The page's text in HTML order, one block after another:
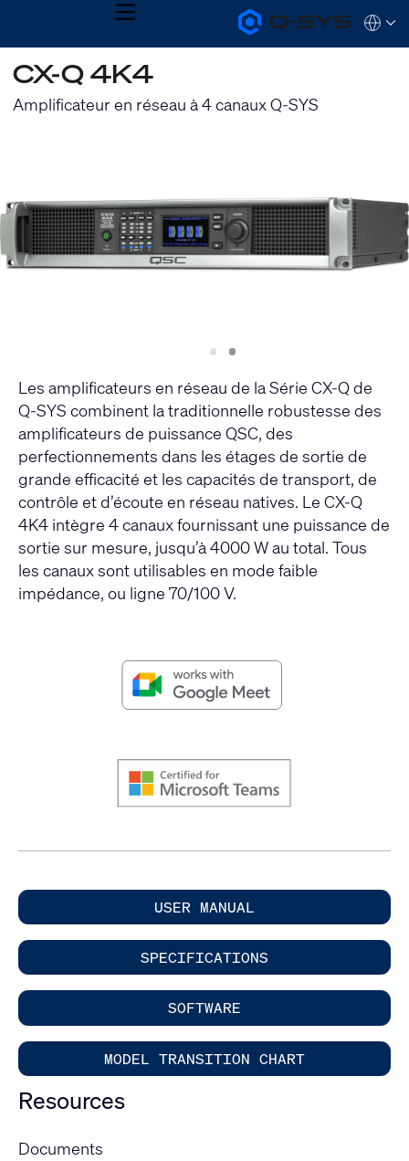
Q-
SYS
MENU
QSYS.com (English)
India (English)
Deutsch
Español
CX-Q 4K4
Amplificateur en réseau à 4 canaux Q-SYS
Slide
1 Slide
2
Les amplificateurs en réseau de la Série CX-Q de
Q-SYS combinent la traditionnelle robustesse des
amplificateurs de puissance QSC, des
perfectionnements dans les étages de sortie de
grande efficacité et les capacités de transport, de
contrôle et d’écoute en réseau natives. Le CX-Q
4K4 intègre 4 canaux fournissant une puissance de
sortie sur mesure, jusqu’à 4000 W au total. Tous
les canaux sont utilisables en mode faible
impédance, ou ligne 70/100 V.
USER MANUAL
SPECIFICATIONS
SOFTWARE
MODEL TRANSITION CHART
Resources
Documents